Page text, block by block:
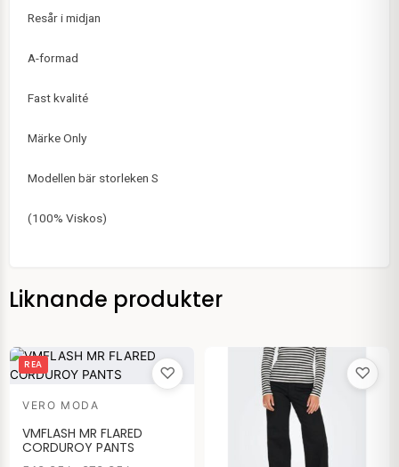
Resår i midjan
A-formad
Fast kvalité
Märke Only
Modellen bär storleken S
(100% Viskos)
Liknande produkter
♡
REA
VERO MODA
VMFLASH MR FLARED
CORDUROY PANTS
Det
ursprungliga
var:
549.95 kr.
Det
nuvarande
priset
279.95 kr.
♡